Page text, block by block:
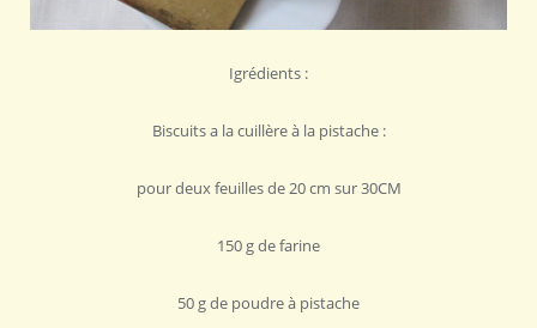
Igrédients :
Biscuits a la cuillère à la pistache :
pour deux feuilles de 20 cm sur 30CM
150 g de farine
50 g de poudre à pistache